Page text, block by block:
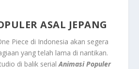
ASAL JEPANG
Piece di Indonesia akan segera
yang telah lama di nantikan.
di balik serialAnimasi Populer